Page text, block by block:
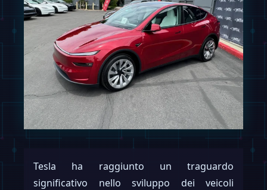
Tesla ha raggiunto un traguardo
significativo nello sviluppo dei veicoli